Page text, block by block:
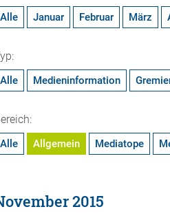
Alle Januar Februar März
Alle Medieninformation
Alle Allgemein Mediatope
2015